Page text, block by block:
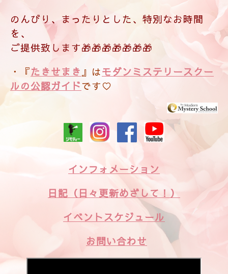
・『たきせまき 』は モダンミステリースクー
ルの公認ガイド
日記（日々更新めざして！）
イベントスケジュール
お問い合わせ